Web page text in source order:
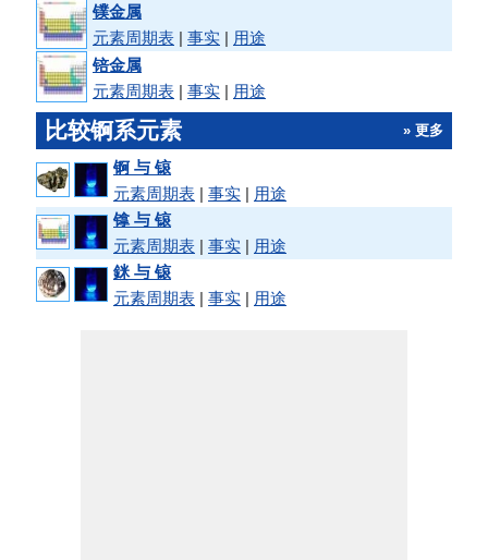
镤金属
元素周期表 | 事实 | 用途
锫金属
元素周期表 | 事实 | 用途
比较锕系元素 » 更多
锕 与 锿
元素周期表 | 事实 | 用途
镎 与 锿
元素周期表 | 事实 | 用途
銤 与 锿
元素周期表 | 事实 | 用途